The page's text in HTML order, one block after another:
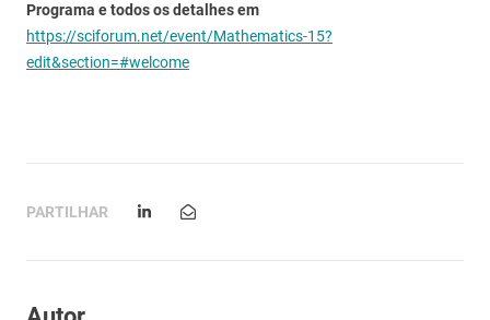
Programa e todos os detalhes em
https://sciforum.net/event/Mathematics-15?
edit&section=#welcome
PARTILHAR